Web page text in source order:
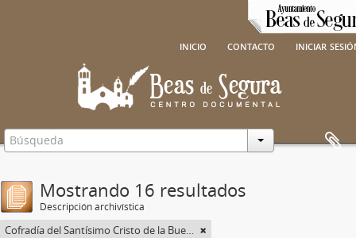
inicio contacto iniciar
Mostrando 16 resultados
Descripción archivística
Cofradía del Santísimo Cristo de la Buena Muerte y Virgen de las Lágrimas